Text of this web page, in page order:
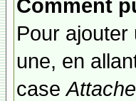
Comment
Pour
une, en
case